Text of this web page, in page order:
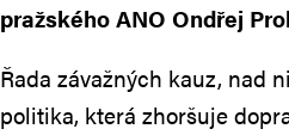
pražského ANO Ondřej
Řada závažných kauz, nad
politika, která zhoršuje